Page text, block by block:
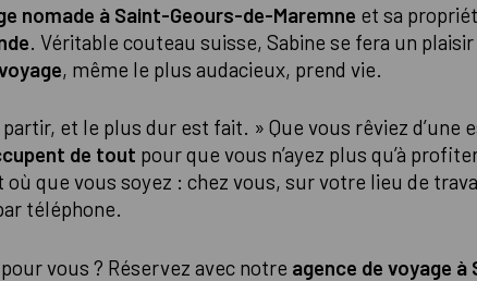
nomade à Saint-Geours-de-Maremne et sa
. Véritable couteau suisse, Sabine se fera un
, même le plus audacieux, prend vie.
et le plus dur est fait. » Que vous rêviez d’une
de tout pour que vous n’ayez plus qu’à
que vous soyez : chez vous, sur votre lieu de
téléphone.
vous ? Réservez avec notre agence de voyage